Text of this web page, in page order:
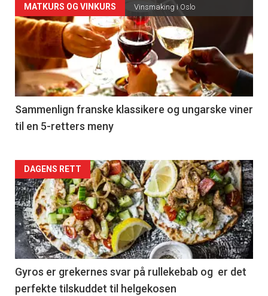
Forsiden
akkurat
nå
-
5
MATKURS OG VINKURS Vinsmaking i Oslo
Sammenlign franske klassikere og ungarske viner
til en 5-retters meny
Forsiden
akkurat
nå
-
6
DAGENS RETT
Gyros er grekernes svar på rullekebab og er det
perfekte tilskuddet til helgekosen